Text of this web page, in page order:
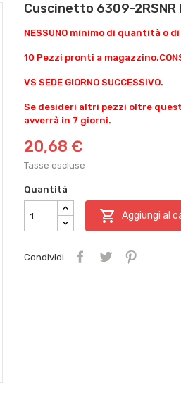
Cuscinetto 6309-2RSNR
NESSUNO minimo di quantità o
10 Pezzi pronti a
VS SEDE GIORNO SUCCESSIVO.
Se desideri altri pezzi oltre
avverrà in 7 giorni.
20,68 €
Tasse escluse
Quantità
 Aggiungi al
Condividi